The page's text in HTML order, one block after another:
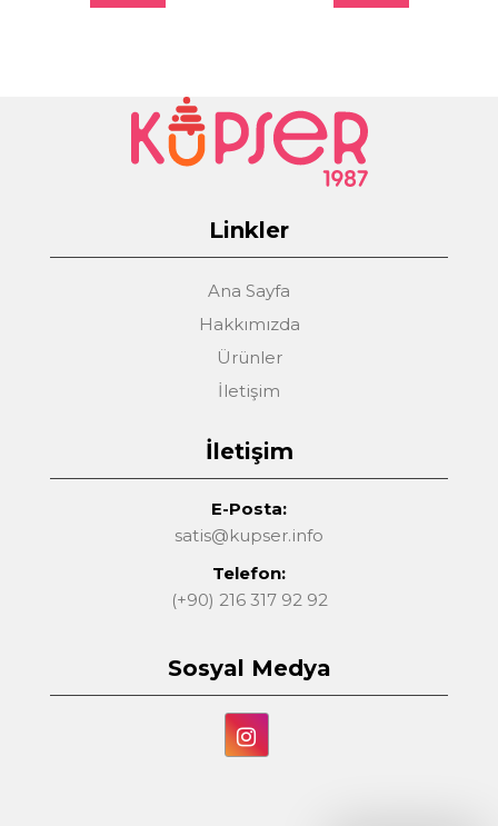
Linkler
Ana Sayfa
Hakkımızda
Ürünler
İletişim
İletişim
E-Posta:
satis@kupser.info
Telefon:
(+90) 216 317 92 92
Sosyal Medya